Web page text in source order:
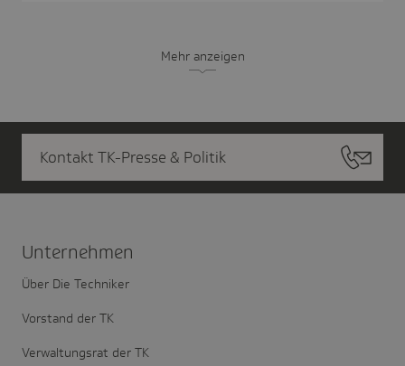
Mehr anzeigen
Kontakt TK-Presse & Politik
Unter­nehmen
Über Die Techniker
Vorstand der TK
Verwaltungsrat der TK